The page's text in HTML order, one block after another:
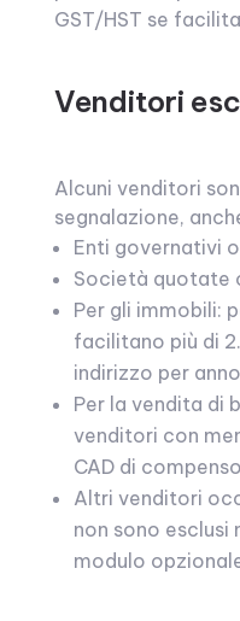
GST/HST se
Venditori
Alcuni venditori
segnalazione,
Enti governativi
Società quotate
Per gli immobili:
facilitano più di
indirizzo per
Per la vendita di
venditori con
CAD di
Altri venditori
non sono esclusi
modulo